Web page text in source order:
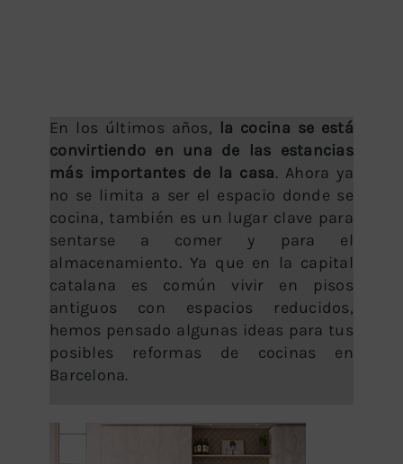
En los últimos años, la cocina se está
convirtiendo en una de las estancias
más importantes de la casa. Ahora ya
no se limita a ser el espacio donde se
cocina, también es un lugar clave para
sentarse a comer y para el
almacenamiento. Ya que en la capital
catalana es común vivir en pisos
antiguos con espacios reducidos,
hemos pensado algunas ideas para tus
posibles reformas de cocinas en
Barcelona.